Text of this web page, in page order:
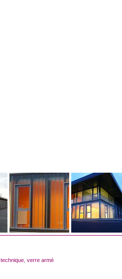
technique, verre armé